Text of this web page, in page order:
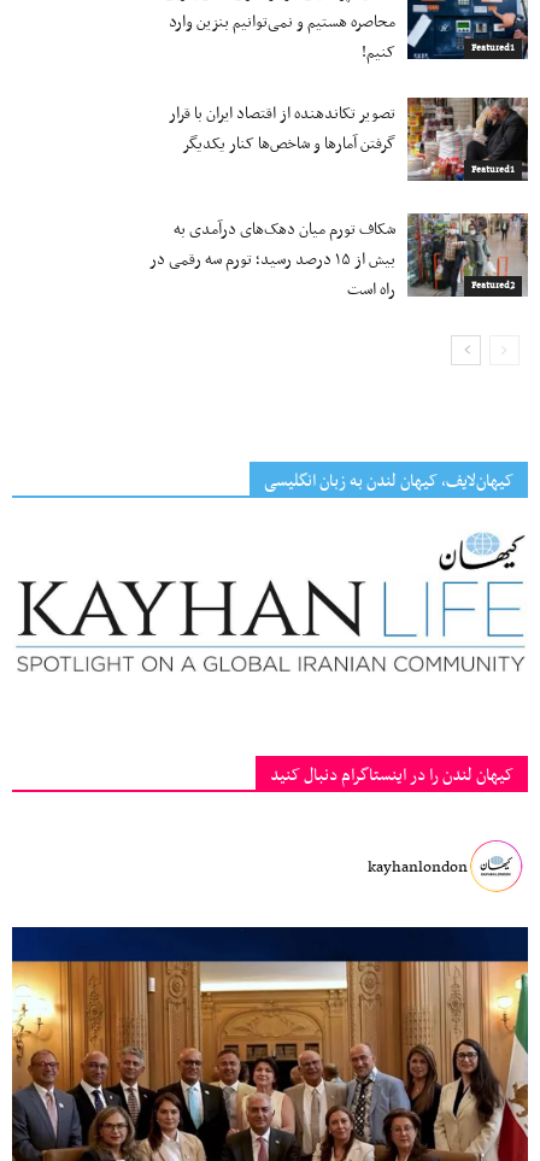
Featured1
محاصره هستیم و نمی‌توانیم بنزین وارد
کنیم!
Featured1
تصویر تکاندهنده از اقتصاد ایران با قرار
گرفتن آمارها و شاخص‌ها کنار یکدیگر
Featured2
شکاف تورم میان دهک‌های درآمدی به
بیش از ۱۵ درصد رسید؛ تورم سه رقمی در
راه است
کیهان‌لایف، کیهان لندن به زبان انگلیسی
کیهان لندن را در اینستاگرام دنبال کنید
kayhanlondon